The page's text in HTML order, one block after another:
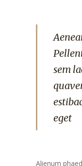
sem
eget
Alienum